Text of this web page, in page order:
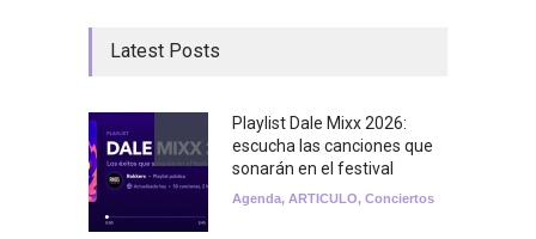
Latest Posts
Playlist Dale Mixx 2026:
escucha las canciones que
sonarán en el festival
Agenda, ARTICULO, Conciertos